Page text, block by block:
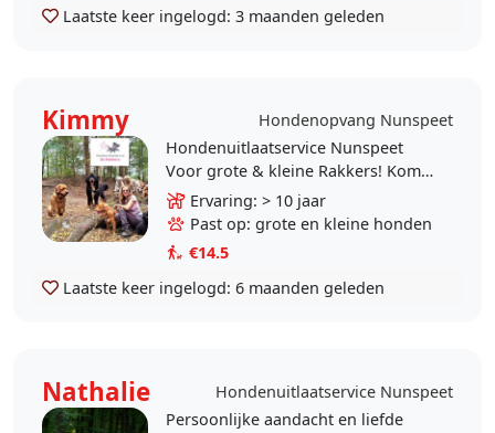
Laatste keer ingelogd: 3 maanden geleden
Kimmy
Hondenopvang Nunspeet
Hondenuitlaatservice Nunspeet
Voor grote & kleine Rakkers! Komt
uw Rakker spelen? Voor meer
informatie stuur gerust een
berichtje of volg ons..
Ervaring: > 10 jaar
Past op: grote en kleine honden
€14.5
Laatste keer ingelogd: 6 maanden geleden
Nathalie
Hondenuitlaatservice Nunspeet
Persoonlijke aandacht en liefde